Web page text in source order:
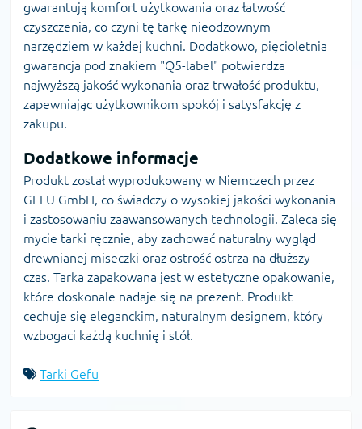
gwarantują komfort użytkowania oraz łatwość
czyszczenia, co czyni tę tarkę nieodzownym
narzędziem w każdej kuchni. Dodatkowo, pięcioletnia
gwarancja pod znakiem "Q5-label" potwierdza
najwyższą jakość wykonania oraz trwałość produktu,
zapewniając użytkownikom spokój i satysfakcję z
zakupu.
Dodatkowe informacje
Produkt został wyprodukowany w Niemczech przez
GEFU GmbH, co świadczy o wysokiej jakości wykonania
i zastosowaniu zaawansowanych technologii. Zaleca się
mycie tarki ręcznie, aby zachować naturalny wygląd
drewnianej miseczki oraz ostrość ostrza na dłuższy
czas. Tarka zapakowana jest w estetyczne opakowanie,
które doskonale nadaje się na prezent. Produkt
cechuje się eleganckim, naturalnym designem, który
wzbogaci każdą kuchnię i stół.
Tarki Gefu